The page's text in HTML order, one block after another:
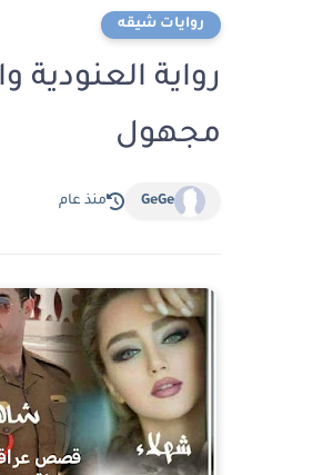
روايات شيقه
مجهول
GeGe منذ عام